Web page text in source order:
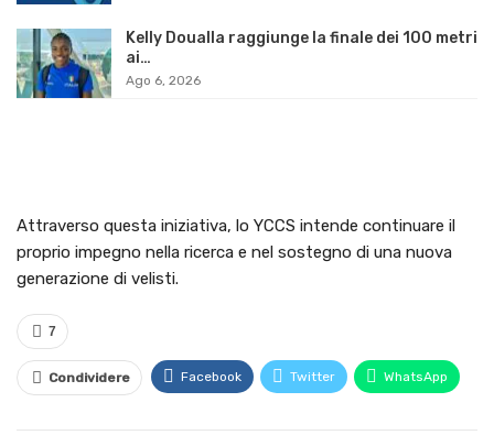
Kelly Doualla raggiunge la finale dei 100 metri
ai…
Ago 6, 2026
Attraverso questa iniziativa, lo YCCS intende continuare il
proprio impegno nella ricerca e nel sostegno di una nuova
generazione di velisti.
7
Condividere Facebook Twitter WhatsApp